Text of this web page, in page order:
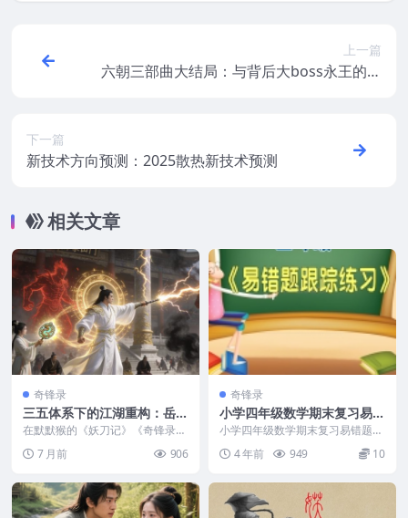
上一篇
六朝三部曲大结局：与背后大boss永王的大
下一篇
新技术方向预测：2025散热新技术预测
相关文章
奇锋录
三五体系下的江湖重构：岳宸
风回归与奇锋录武学格局解析
在默默猴的《妖刀记》《奇锋录》
（简称 “三五”）始...
7 月前 906
奇锋录
小学四年级数学期末复习易错
题跟踪练习PPT
小学四年级数学期末复习易错题跟
踪练习PPT内容包括： 想要在最后
的阶段，通过复习...
4 年前 949 10